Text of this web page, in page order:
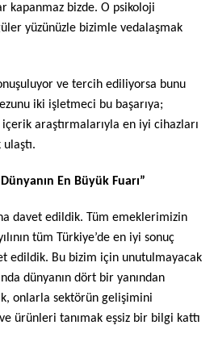
kapanmaz bizde. O psikoloji
yüzünüzle bizimle vedalaşmak
ve tercih ediliyorsa bunu
iki işletmeci bu başarıya;
araştırmalarıyla en iyi cihazları
En Büyük Fuarı”
davet edildik. Tüm emeklerimizin
tüm Türkiye’de en iyi sonuç
edildik. Bu bizim için unutulmayacak
dünyanın dört bir yanından
onlarla sektörün gelişimini
ürünleri tanımak eşsiz bir bilgi kattı